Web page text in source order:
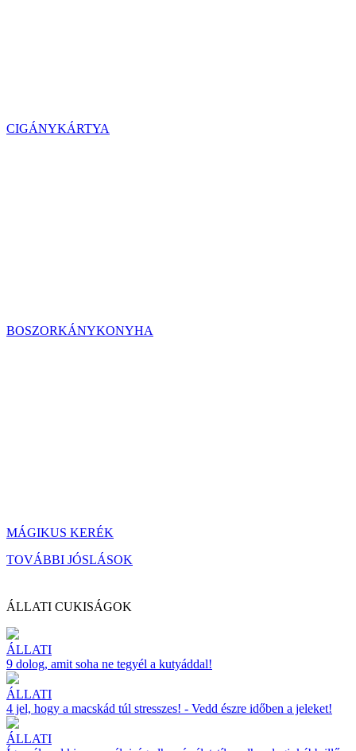
CIGÁNYKÁRTYA
BOSZORKÁNYKONYHA
MÁGIKUS KERÉK
TOVÁBBI JÓSLÁSOK
ÁLLATI CUKISÁGOK
ÁLLATI
9 dolog, amit soha ne tegyél a kutyáddal!
ÁLLATI
4 jel, hogy a macskád túl stresszes! - Vedd észre időben a jeleket!
ÁLLATI